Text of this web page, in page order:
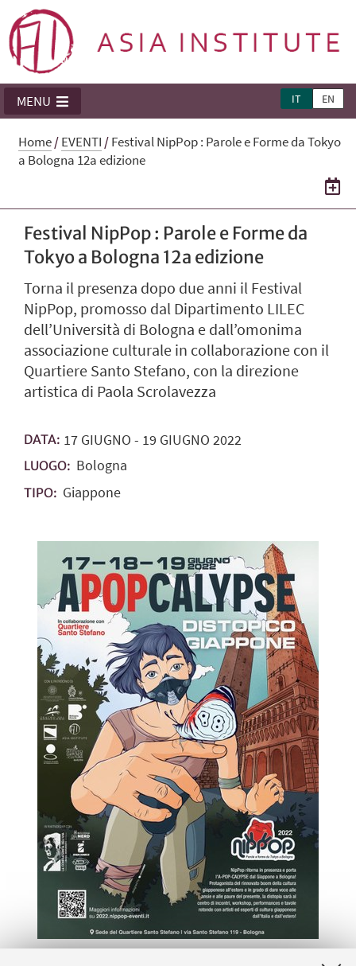
IT EN
MENU
Home/EVENTI /Festival NipPop : Parole e Forme da Tokyo
a Bologna 12a edizione
Festival NipPop : Parole e Forme da
Tokyo a Bologna 12a edizione
Torna il presenza dopo due anni il Festival
NipPop, promosso dal Dipartimento LILEC
dell’Università di Bologna e dall’omonima
associazione culturale in collaborazione con il
Quartiere Santo Stefano, con la direzione
artistica di Paola Scrolavezza
DATA: 17GIUGNO - 19 GIUGNO2022
LUOGO: Bologna
TIPO: Giappone